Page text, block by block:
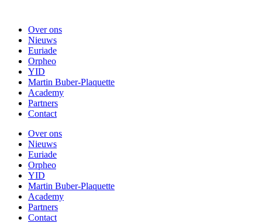
Over ons
Nieuws
Euriade
Orpheo
YID
Martin Buber-Plaquette
Academy
Partners
Contact
Over ons
Nieuws
Euriade
Orpheo
YID
Martin Buber-Plaquette
Academy
Partners
Contact